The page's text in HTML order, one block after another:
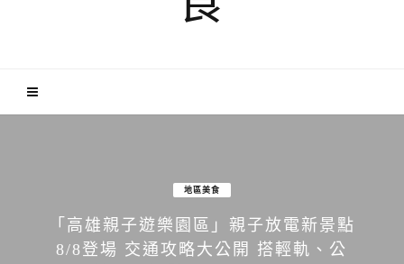
旗津區
不一樣赤肉羹創始店(高雄旗津)旗津必吃
在地飄香數十年的老店，炸赤肉搭配濃